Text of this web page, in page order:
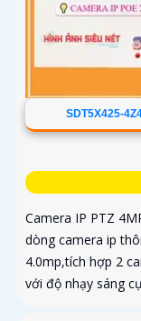
SDT5X425-
Camera IP PTZ
dòng camera ip
4.0mp,tích hợp 2
với độ nhạy sáng